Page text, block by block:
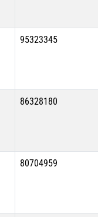
95323345
86328180
80704959